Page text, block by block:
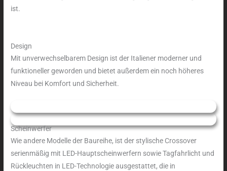
ist.
Design
Mit unverwechselbarem Design ist der Italiener moderner und
funktioneller geworden und bietet außerdem ein noch höheres
Niveau bei Komfort und Sicherheit.
Scheinwerfer
Wie andere Modelle der Baureihe, ist der stylische Crossover
serienmäßig mit LED-Hauptscheinwerfern sowie Tagfahrlicht und
Rückleuchten in LED-Technologie ausgestattet, die in